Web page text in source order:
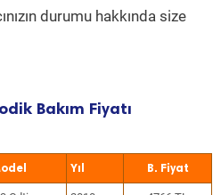
durumu hakkında size
Bakım Fiyatı
Yıl